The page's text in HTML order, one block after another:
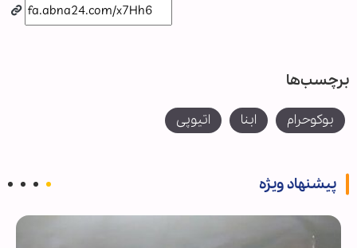
برچسب‌ها
بوکوحرام ابنا اتیوپی
پیشنهاد ویژه